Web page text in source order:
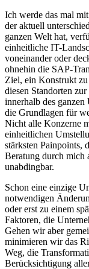
Ich werde das mal
der aktuell
ganzen Welt hat,
einheitliche IT-
voneinander oder
ohnehin die SAP-
Ziel, ein Konstrukt zu
diesen Standorten
innerhalb des
die Grundlagen für
Nicht alle Konzerne
einheitlichen
stärksten Painpoints,
Beratung durch mich
unabdingbar.
Schon eine einzige
notwendigen
oder erst zu einem
Faktoren, die
Gehen wir aber
minimieren wir das
Weg, die
Berücksichtigung